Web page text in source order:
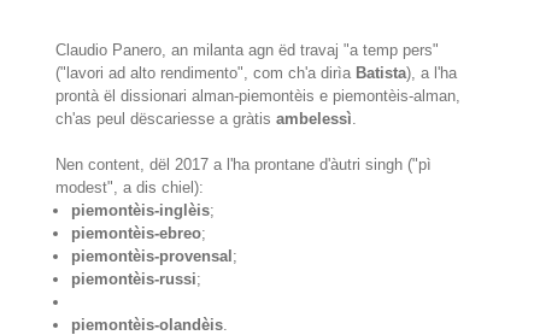
Claudio Panero, an milanta agn ëd travaj "a temp pers"
("lavori ad alto rendimento", com ch'a dirìa Batista), a l'ha
prontà ël dissionari alman-piemontèis e piemontèis-alman,
ch'as peul dëscariesse a gràtisambelessì
Nen content, dël 2017 a l'ha prontane d'àutri singh ("pì
modest", a dis chiel):
piemontèis-inglèis;
piemontèis-ebreo;
piemontèis-provensal ;
piemontèis-russi;
piemontèis-olandèis